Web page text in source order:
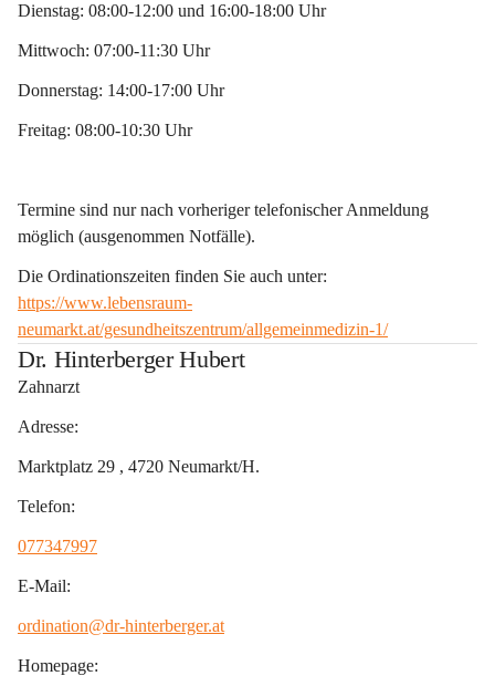
Dienstag: 08:00-12:00 und 16:00-18:00 Uhr
Mittwoch: 07:00-11:30 Uhr
Donnerstag: 14:00-17:00 Uhr
Freitag: 08:00-10:30 Uhr
Termine sind nur nach vorheriger telefonischer Anmeldung
möglich (ausgenommen Notfälle).
Die Ordinationszeiten finden Sie auch unter:
https://www.lebensraum-
neumarkt.at/gesundheitszentrum/allgemeinmedizin-1/
Dr. Hinterberger Hubert
Zahnarzt
Adresse:
Marktplatz 29 , 4720 Neumarkt/H.
Telefon:
077347997
E-Mail:
ordination@dr-hinterberger.at
Homepage: